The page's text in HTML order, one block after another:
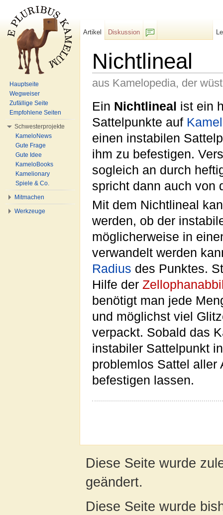
Nichtlineal
aus Kamelopedia, der
Ein Nichtlineal ist ein
Sattelpunkte auf
einen instabilen
ihm zu befestigen.
sogleich an durch
spricht dann auch von
Mit dem Nichtlineal
werden, ob der
möglicherweise in
verwandelt werden
Radius des Punktes.
Hilfe der
benötigt man jede
und möglichst viel
verpackt. Sobald das
instabiler Sattelpunkt
problemlos Sattel
befestigen lassen.
Artikel
Diskussion
Hauptseite
Wegweiser
Zufällige Seite
Empfohlene Seiten
Schwesterprojekte
KameloNews
Gute Frage
Gute Idee
KameloBooks
Kamelionary
Spiele & Co.
Mitmachen
Werkzeuge
Diese Seite wurde
geändert.
Diese Seite wurde